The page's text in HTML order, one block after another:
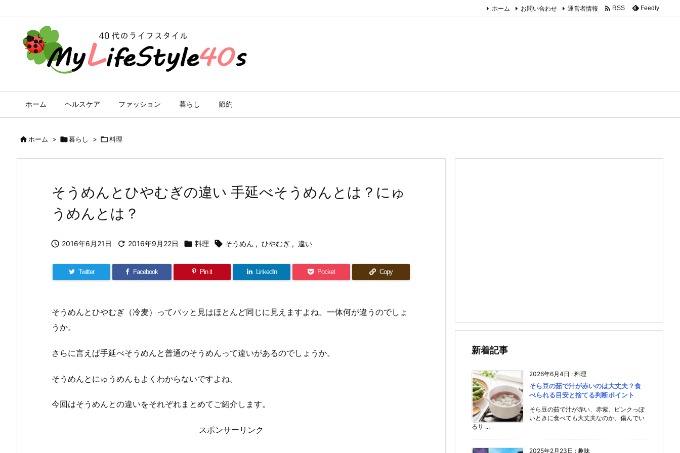
ホーム ヘルスケア ファッション 暮らし 節約
ホーム お問い合わせ 運営者情報  RSS Feedly
ホーム > 暮らし > 料理
そうめんとひやむぎの違い 手延べそうめんとは？にゅ
うめんとは？
 2016年6月21日  2016年9月22日  料理  そうめん , ひやむぎ , 違い
Twitter Facebook Pin it LinkedIn Pocket Copy
そうめんとひやむぎ（冷麦）ってパッと見はほとんど同じに見えますよね。一体何が違うのでしょ
うか。
さらに言えば手延べそうめんと普通のそうめんって違いがあるのでしょうか。
そうめんとにゅうめんもよくわからないですよね。
今回はそうめんとの違いをそれぞれまとめてご紹介します。
スポンサーリンク
新着記事
2026年6月4日 : 料理
そら豆の茹で汁が赤いのは大丈夫？食
べられる目安と捨てる判断ポイント
そら豆の茹で汁が赤い、赤紫、ピンクっぽ
いときに食べても大丈夫なのか、傷んでい
るサ ...
2025年2月23日 : 趣味